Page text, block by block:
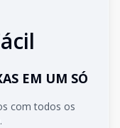
EM UM SÓ
com todos os